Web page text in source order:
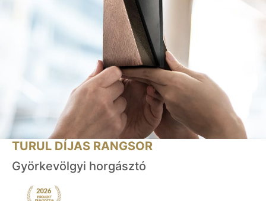
TURUL DÍJAS RANGSOR
Györkevölgyi horgásztó